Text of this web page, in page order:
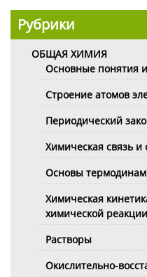
Рубрики
ОБЩАЯ ХИМИЯ
Основные понятия
Строение атомов
Периодический
Химическая связь и
Основы
Химическая
химической реакции
Растворы
Окислительно-